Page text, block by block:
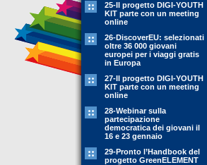
25-Il progetto DIGI-YOUTH
KIT parte con un meeting
online
26-DiscoverEU: selezionati
oltre 36 000 giovani
europei per i viaggi gratis
in Europa
27-Il progetto DIGI-YOUTH
KIT parte con un meeting
online
28-Webinar sulla
partecipazione
democratica dei giovani il
16 e 23 gennaio
29-Pronto l’Handbook del
progetto GreenELEMENT